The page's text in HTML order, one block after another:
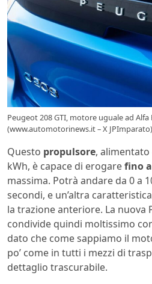
Peugeot 208 GTI, motore uguale ad
(www.automotorinews.it – X JPImparato)
Questo propulsore,
kWh, è capace di erogarefino a
massima. Potrà andare da 0 a
secondi, e un’altra
la trazione anteriore. La nuova
condivide quindi moltissimo
dato che come sappiamo il
po’ come in tutti i mezzi di
dettaglio trascurabile.